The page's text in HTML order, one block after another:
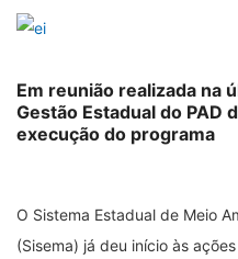
Em reunião realizada na
Gestão Estadual do PAD
execução do programa
O Sistema Estadual de Meio
(Sisema) já deu início às